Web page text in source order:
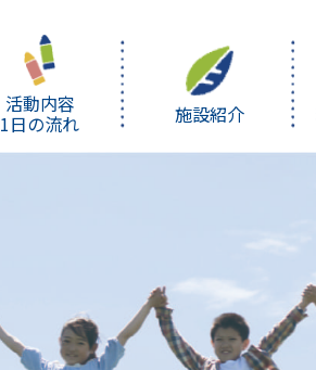
活動内容
1日の流れ 施設紹介